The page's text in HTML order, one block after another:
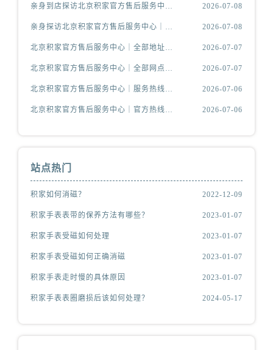
亲身到店探访北京积家官方售后服务中心｜维修地址与官方客服热线（2026年7月最新） 2026-07-08
亲身探访北京积家官方售后服务中心｜最新官方地址和全部热线（2026年7月最新） 2026-07-08
北京积家官方售后服务中心｜全部地址与售后电话权威信息公示（2026年7月最新） 2026-07-07
北京积家官方售后服务中心｜全部网点地址与热线权威信息公示（2026年7月最新） 2026-07-07
北京积家官方售后服务中心｜服务热线及网点地址权威信息公示（2026年7月最新） 2026-07-06
北京积家官方售后服务中心｜官方热线和门店地址权威信息公示（2026年7月最新） 2026-07-06
站点热门
积家如何消磁？ 2022-12-09
积家手表表带的保养方法有哪些？ 2023-01-07
积家手表受磁如何处理 2023-01-07
积家手表受磁如何正确消磁 2023-01-07
积家手表走时慢的具体原因 2023-01-07
积家手表表圈磨损后该如何处理？ 2024-05-17